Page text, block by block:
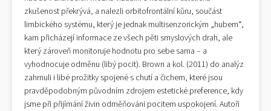
zkušenost překrývá, a nalezli orbitofrontální kůru, součást
limbického systému, který je jednak multisenzorickým „hubem“,
kam přicházejí informace ze všech pěti smyslových drah, ale
který zároveň monitoruje hodnotu pro sebe sama – a
vyhodnocuje odměnu (libý pocit). Brown a kol. (2011) do analýz
zahrnuli i libé prožitky spojené s chutí a čichem, které jsou
pravděpodobným původním zdrojem estetické preference, kdy
jsme při přijímání živin odměňováni pocitem uspokojení. Autoři